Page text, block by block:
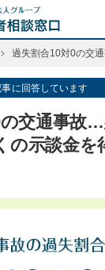
過失割合10対0の交
記事に回答していま
交通事故
の示談金を